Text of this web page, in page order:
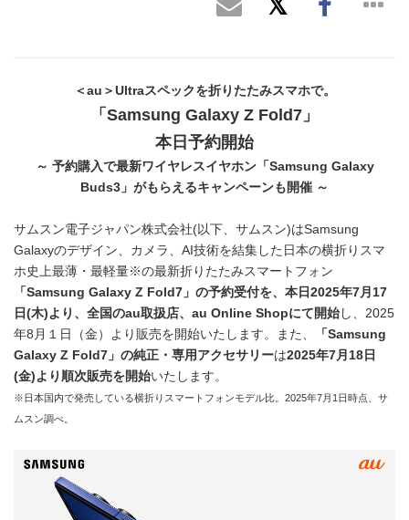
＜ au ＞ Ultraスペックを折りたたみスマホで。
「 Samsung Galaxy Z Fold7 」
本日予約開始
～ 予約購入で最新ワイヤレスイヤホン「 Samsung Galaxy
Buds3 」 がもらえるキャンペーンも開催 ～
サムスン電子ジャパン株式会社(以下、サムスン)はSamsung
Galaxyのデザイン、カメラ、AI技術を結集した日本の横折りスマ
ホ史上最薄・最軽量※の最新折りたたみスマートフォン
「 Samsung Galaxy Z Fold7 」の予約受付を、本日 2025年7月 17
日 (木)より、全国のau取扱店、 au Online Shopにて開始 し、2025
年8月１日（金）より販売を開始いたします。また、
「 Samsung
Galaxy Z Fold7 」の純正・専用アクセサリーは2025年7月 18 日
(金)より順次販売を開始いたします。
※日本国内で発売している横折りスマートフォンモデル比。2025年7月1日時点、サ
ムスン調べ。